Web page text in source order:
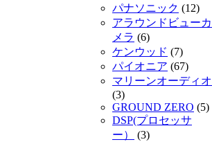
パナソニック (12)
アラウンドビューカ
メラ (6)
ケンウッド (7)
パイオニア (67)
マリーンオーディオ
(3)
GROUND ZERO (5)
DSP(プロセッサ
ー）
(3)